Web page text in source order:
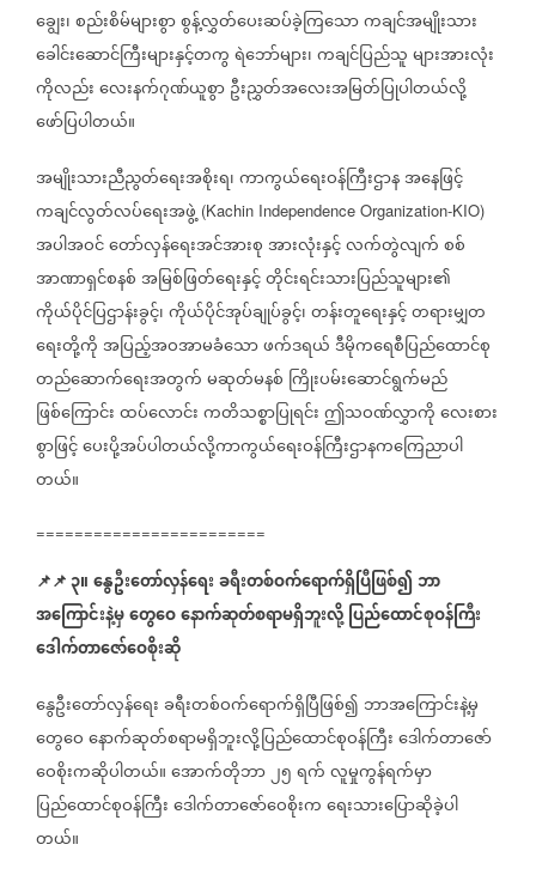
ချွေး၊စည်းစိမ်များစွာစွန့်လွှတ်ပေးဆပ်ခဲ့ကြသောကချင်အမျိုးသား
ခေါင်းဆောင်ကြီးများနှင့်တကွရဲဘော်များ၊ကချင်ပြည်သူများအားလုံး
ကိုလည်းလေးနက်ဂုဏ်ယူစွာဦးညွှတ်အလေးအမြတ်ပြုပါတယ်လို့
ဖော်ပြပါတယ်။
အမျိုးသားညီညွတ်ရေးအစိုးရ၊ကာကွယ်ရေးဝန်ကြီးဌာနအနေဖြင့်
ကချင်လွတ်လပ်ရေးအဖွဲ့ (Kachin Independence Organization-KIO)
အပါအဝင်တော်လှန်ရေးအင်အားစုအားလုံးနှင့်လက်တွဲလျက်စစ်
အာဏာရှင်စနစ်အမြစ်ဖြတ်ရေးနှင့်တိုင်းရင်းသားပြည်သူများ၏
ကိုယ်ပိုင်ပြဌာန်းခွင့်၊ကိုယ်ပိုင်အုပ်ချုပ်ခွင့်၊တန်းတူရေးနှင့်တရားမျှတ
ရေးတို့ကိုအပြည့်အဝအာမခံသောဖက်ဒရယ်ဒီမိုကရေစီပြည်ထောင်စု
တည်ဆောက်ရေးအတွက်မဆုတ်မနစ် ကြိုးပမ်းဆောင်ရွက်မည်
ဖြစ်ကြောင်းထပ်လောင်းကတိသစ္စာပြုရင်းဤသဝဏ်လွှာကိုလေးစား
စွာဖြင့်ပေးပို့အပ်ပါတယ်လို့ကာကွယ်ရေးဝန်ကြီးဌာနကကြေညာပါ
တယ်။
========================
📌📌၃။နွေဦးတော်လှန်ရေးခရီးတစ်ဝက်ရောက်ရှိပြီဖြစ်၍ဘာ
အကြောင်းနဲ့မှတွေဝေနောက်ဆုတ်စရာမရှိဘူးလို့ပြည်ထောင်စုဝန်ကြီး
ဒေါက်တာဇော်ဝေစိုးဆို
နွေဦးတော်လှန်ရေးခရီးတစ်ဝက်ရောက်ရှိပြီဖြစ်၍ ဘာအကြောင်းနဲ့မှ
တွေဝေနောက်ဆုတ်စရာမရှိဘူးလို့ပြည်ထောင်စုဝန်ကြီးဒေါက်တာဇော်
ဝေစိုးကဆိုပါတယ်။အောက်တိုဘာ၂၅ရက်လူမှုကွန်ရက်မှာ
ပြည်ထောင်စုဝန်ကြီးဒေါက်တာဇော်ဝေစိုးကရေးသားပြောဆိုခဲ့ပါ
တယ်။